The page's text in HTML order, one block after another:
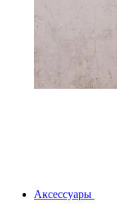
Аксессуары